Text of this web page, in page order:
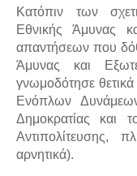
Κατόπιν των
Εθνικής Άμυνας
απαντήσεων που
Άμυνας και
γνωμοδότησε
Ενόπλων
Δημοκρατίας και
Αντιπολίτευσης,
αρνητικά).